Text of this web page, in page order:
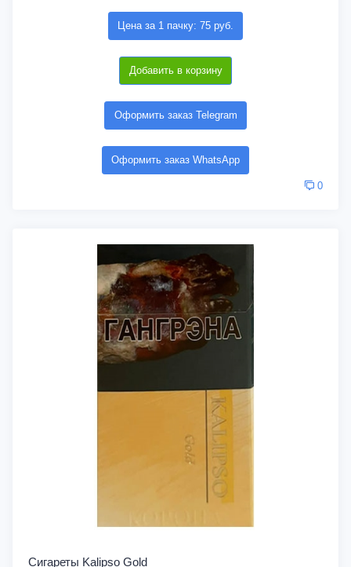
Цена за 1 пачку: 75 руб.
Добавить в корзину
Оформить заказ Telegram
Оформить заказ WhatsApp
0
Сигареты Kalipso Gold